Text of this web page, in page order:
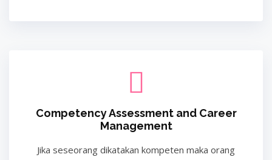
Competency Assessment and Career
Management
Jika seseorang dikatakan kompeten maka orang